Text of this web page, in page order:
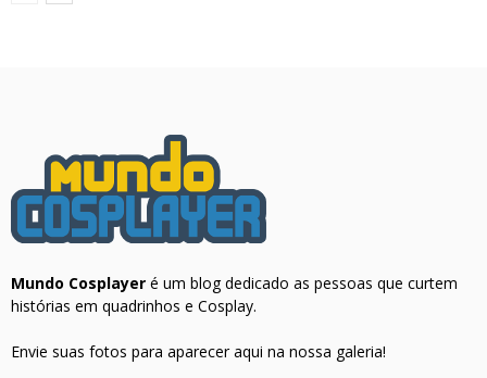
Mundo Cosplayer é um blog dedicado as pessoas que curtem
histórias em quadrinhos e Cosplay.
Envie suas fotos para aparecer aqui na nossa galeria!